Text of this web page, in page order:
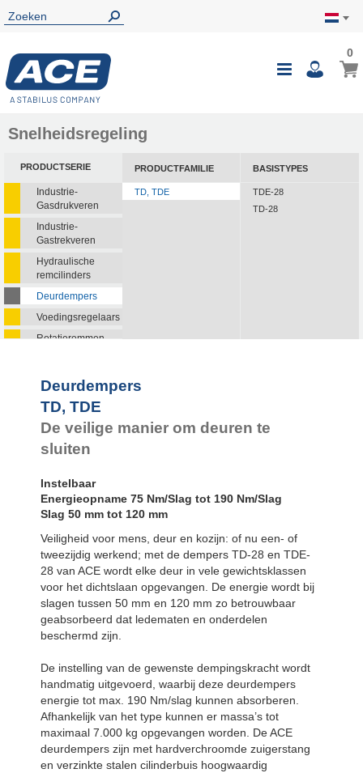
Toggle
00
Snelheidsregeling
PRODUCTSERIE
Industrie-
Gasdrukveren
Industrie-
Gastrekveren
Hydraulische
remcilinders
Deurdempers
Voedingsregelaars
Rotatieremmen
PRODUCTFAMILIE
TD, TDE
BASISTYPES
TDE-28
TD-28
Deurdempers
TD, TDE
De veilige manier om deuren te
sluiten
Instelbaar
Energieopname 75 Nm/Slag tot 190 Nm/Slag
Slag 50 mm tot 120 mm
Veiligheid voor mens, deur en kozijn: of nu een- of
tweezijdig werkend; met de dempers TD-28 en TDE-
28 van ACE wordt elke deur in vele gewichtsklassen
voor het dichtslaan opgevangen. De energie wordt bij
slagen tussen 50 mm en 120 mm zo betrouwbaar
geabsorbeerd dat ledematen en onderdelen
beschermd zijn.
De instelling van de gewenste dempingskracht wordt
handmatig uitgevoerd, waarbij deze deurdempers
energie tot max. 190 Nm/slag kunnen absorberen.
Afhankelijk van het type kunnen er massa’s tot
maximaal 7.000 kg opgevangen worden. De ACE
deurdempers zijn met hardverchroomde zuigerstang
en verzinkte stalen cilinderbuis hoogwaardig